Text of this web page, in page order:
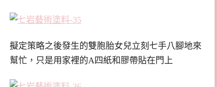
擬定策略之後發生的雙胞胎女兒立刻七手八腳地來
幫忙，只是用家裡的A四紙和膠帶貼在門上